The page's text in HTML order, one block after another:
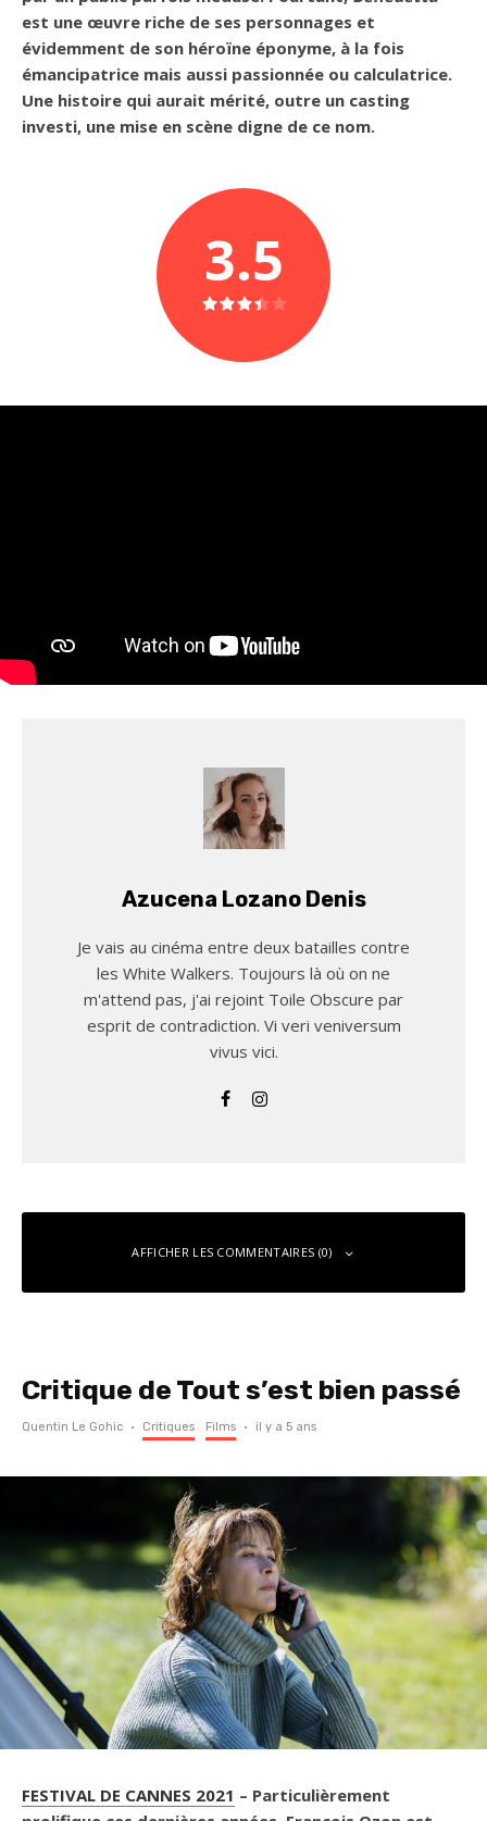
est une œuvre riche de ses personnages et
évidemment de son héroïne éponyme, à la fois
émancipatrice mais aussi passionnée ou calculatrice.
Une histoire qui aurait mérité, outre un casting
investi, une mise en scène digne de ce nom.
3.5
Azucena Lozano Denis
Je vais au cinéma entre deux batailles contre
les White Walkers. Toujours là où on ne
m'attend pas, j'ai rejoint Toile Obscure par
esprit de contradiction. Vi veri veniversum
vivus vici.
AFFICHER LES COMMENTAIRES (0)
Vous devez vous connecterpour publier un commentaire.
Critique de Tout s’est bien passé
Quentin Le Gohic · Critiques Films · il y a 5 ans
FESTIVAL DE CANNES 2021 – Particulièrement